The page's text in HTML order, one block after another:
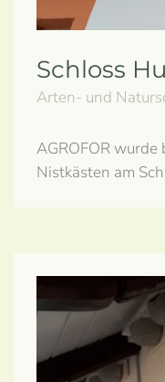
Schloss
Arten- und
AGROFOR
Nistkästen am